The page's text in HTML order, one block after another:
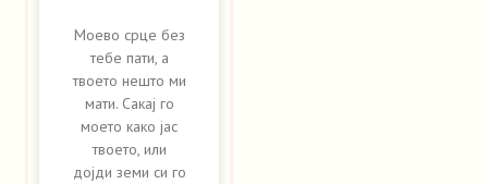
Моево срце без
тебе пати, а
твоето нешто ми
мати. Сакај го
моето како јас
твоето, или
дојди земи си го